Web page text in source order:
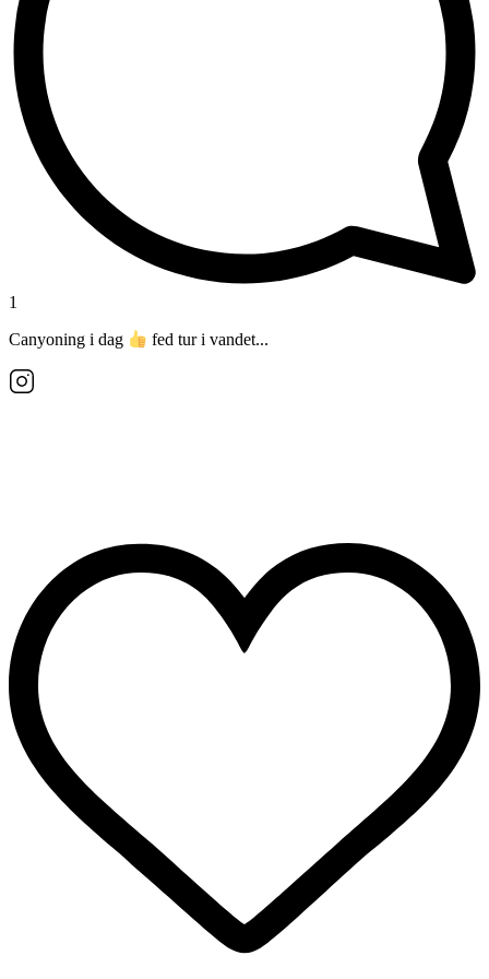
1
Canyoning i dag fed tur i vandet...